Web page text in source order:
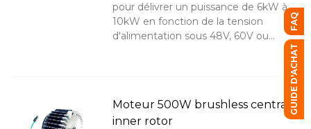
pour délivrer un puissance de 6kW à
10kW en fonction de la tension
d'alimentation sous 48V, 60V ou...
Moteur 500W brushless central
inner rotor
FAQ
GUIDE D'ACHAT